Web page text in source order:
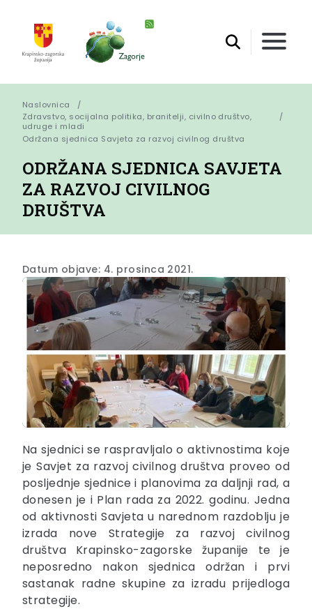
Naslovnica
Zdravstvo, socijalna politika, branitelji, civilno društvo,
udruge i mladi
Održana sjednica Savjeta za razvoj civilnog društva
ODRŽANA SJEDNICA SAVJETA
ZA RAZVOJ CIVILNOG
DRUŠTVA
Datum objave: 4. prosinca 2021.
Na sjednici se raspravljalo o aktivnostima koje
je Savjet za razvoj civilnog društva proveo od
posljednje sjednice i planovima za daljnji rad, a
donesen je i Plan rada za 2022. godinu. Jedna
od aktivnosti Savjeta u narednom razdoblju je
izrada nove Strategije za razvoj civilnog
društva Krapinsko-zagorske županije te je
neposredno nakon sjednica održan i prvi
sastanak radne skupine za izradu prijedloga
strategije.